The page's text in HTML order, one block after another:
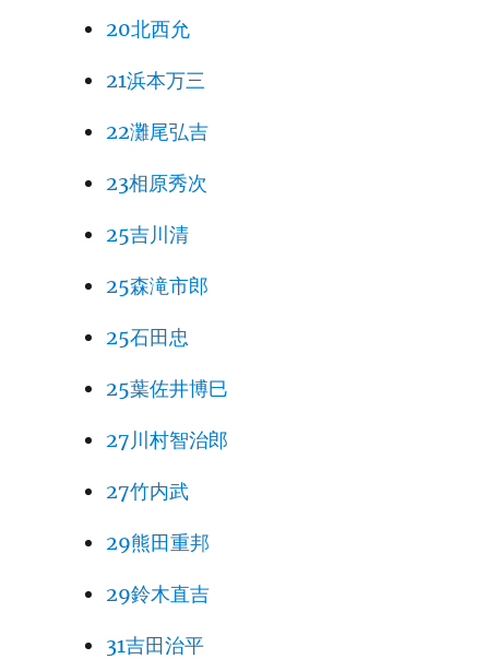
20北西允
21浜本万三
22灘尾弘吉
23相原秀次
25吉川清
25森滝市郎
25石田忠
25葉佐井博巳
27川村智治郎
27竹内武
29熊田重邦
29鈴木直吉
31吉田治平